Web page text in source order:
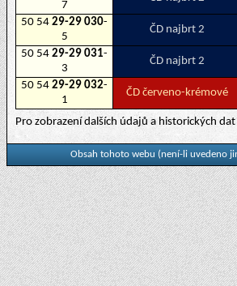
7
50 54 29-29 030-
5
ČD najbrt 2
50 54 29-29 031-
3
ČD najbrt 2
50 54 29-29 032-
1
ČD červeno-krémové
Pro zobrazení dalších údajů a historických
Obsah tohoto webu (není-li uvedeno